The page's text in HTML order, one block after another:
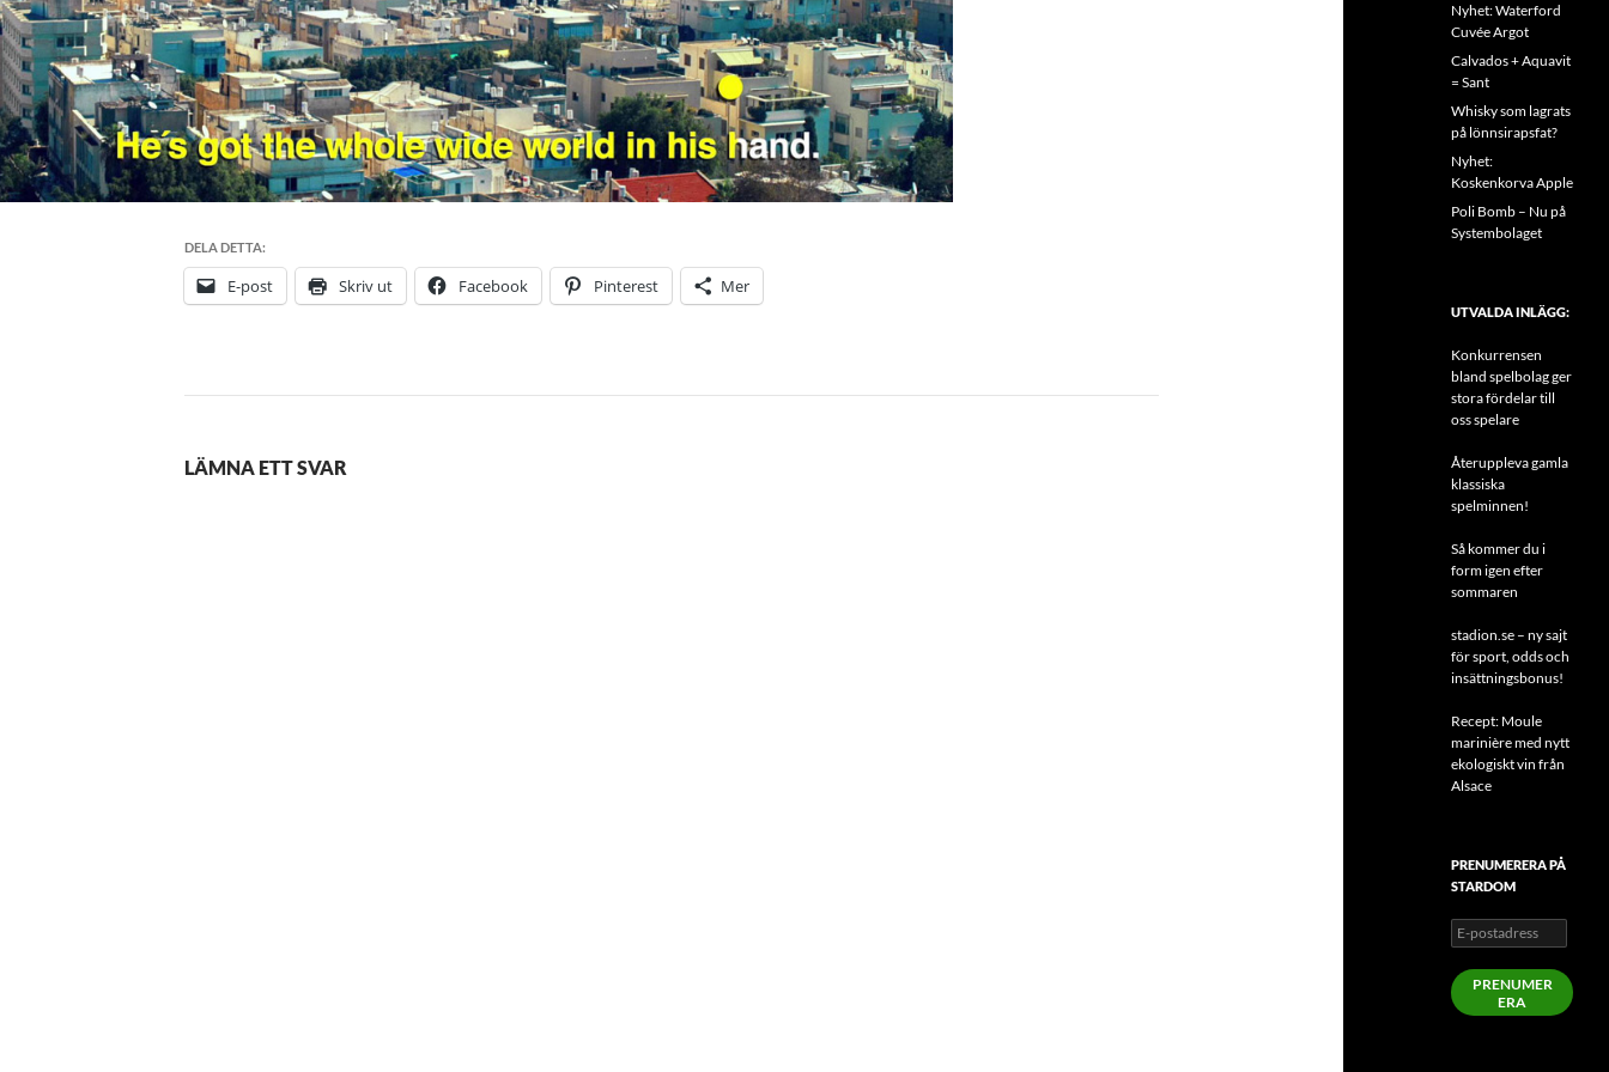
DELA DETTA:
E-post Skriv ut Facebook Pinterest Mer
LÄMNA ETT SVAR
Nyhet: Waterford
Cuvée Argot
Calvados + Aquavit
= Sant
Whisky som lagrats
på lönnsirapsfat?
Nyhet:
Koskenkorva Apple
Poli Bomb – Nu på
Systembolaget
UTVALDA INLÄGG:
Konkurrensen
bland spelbolag ger
stora fördelar till
oss spelare
Återuppleva gamla
klassiska
spelminnen!
Så kommer du i
form igen efter
sommaren
stadion.se – ny sajt
för sport, odds och
insättningsbonus!
Recept: Moule
marinière med nytt
ekologiskt vin från
Alsace
PRENUMERERA PÅ
STARDOM
E-
postadress
PRENUMER
ERA